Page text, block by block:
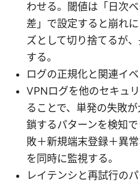
わせる。閾値は「日次
差」で設定すると崩れ
ズとして切り捨てるが
する。
ログの正規化と関連イ
VPNログを他のセキュ
ることで、単発の失敗
鎖するパターンを検知
敗＋新規端末登録＋異
を同時に監視する。
レイテンシと再試行の